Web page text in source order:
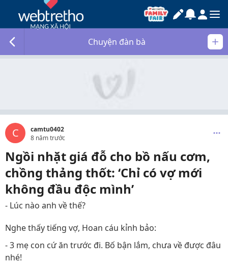
Chuyện đàn bà
C
camtu0402
8 năm trước
Ngồi nhặt giá đỗ cho bồ nấu cơm,
chồng thảng thốt: ‘Chỉ có vợ mới
không đầu độc mình’
- Lúc nào anh về thế?
Nghe thấy tiếng vợ, Hoan cáu kỉnh bảo:
- 3 mẹ con cứ ăn trước đi. Bố bận lắm, chưa về được đâu
nhé!